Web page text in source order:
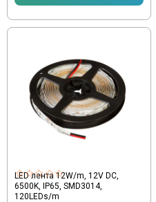
LED лента 12W/m, 12V DC,
6500K, IP65, SMD3014,
120LEDs/m